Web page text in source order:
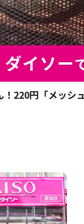
220円「メッシ